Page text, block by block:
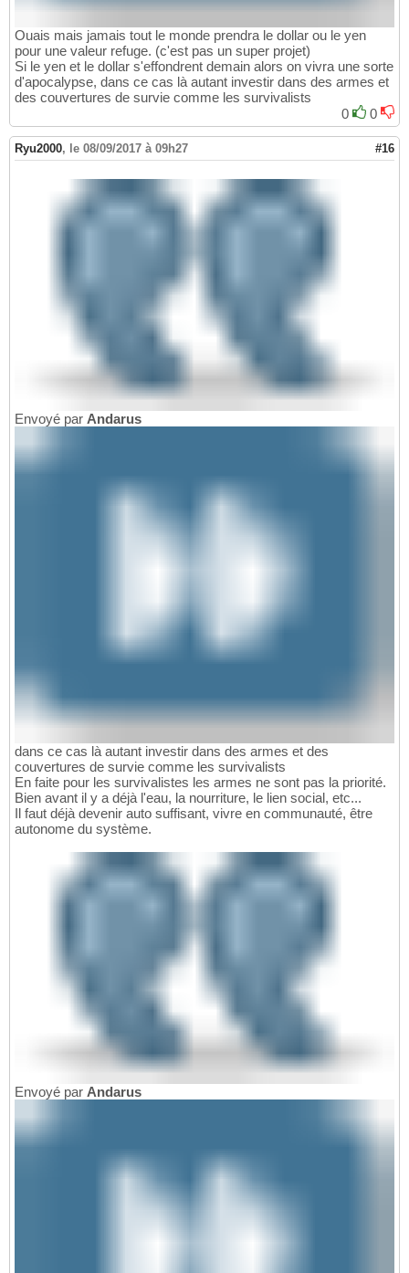
Ouais mais jamais tout le monde prendra le dollar ou le yen
pour une valeur refuge. (c'est pas un super projet)
Si le yen et le dollar s'effondrent demain alors on vivra une sorte
d'apocalypse, dans ce cas là autant investir dans des armes et
des couvertures de survie comme les survivalists
0
0
Ryu2000, le 08/09/2017 à 09h27 #16
Envoyé par Andarus
dans ce cas là autant investir dans des armes et des
couvertures de survie comme les survivalists
En faite pour les survivalistes les armes ne sont pas la priorité.
Bien avant il y a déjà l'eau, la nourriture, le lien social, etc...
Il faut déjà devenir auto suffisant, vivre en communauté, être
autonome du système.
Envoyé par Andarus